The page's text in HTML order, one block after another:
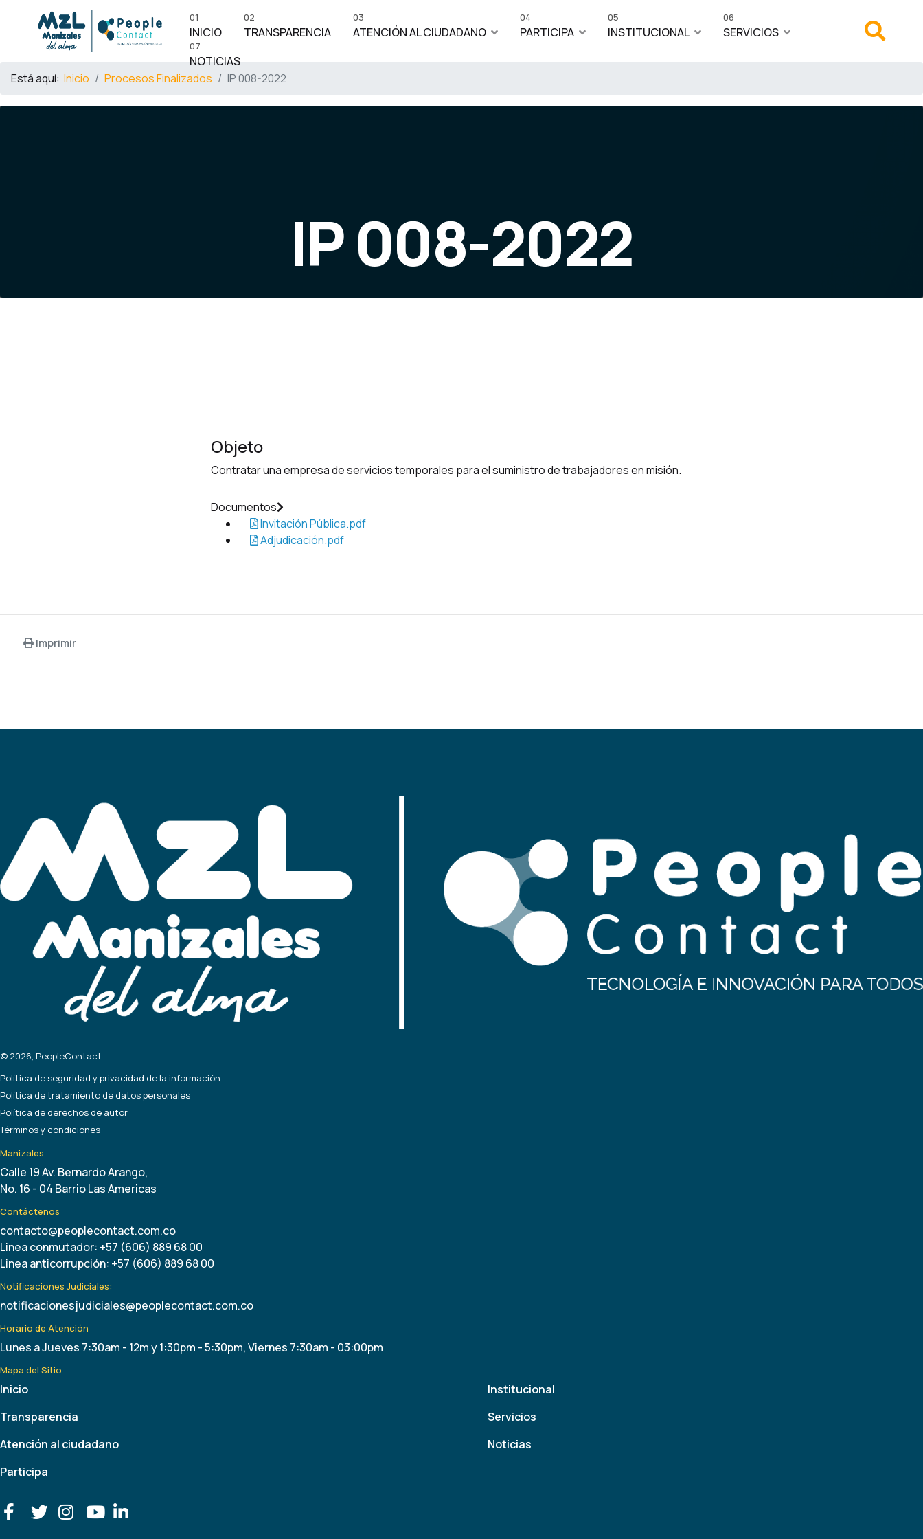
INICIO
01
TRANSPARENCIA
02
ATENCIÓN AL CIUDADANO
03
PARTICIPA
04
INSTITUCIONAL
05
SERVICIOS
06
NOTICIAS
07
Está aquí: Inicio Procesos Finalizados IP 008-2022
IP 008-2022
Objeto
Contratar una empresa de servicios temporales para el suministro de trabajadores en misión.
Documentos
Invitación Pública.pdf
Adjudicación.pdf
Imprimir
© 2026, PeopleContact
Política de seguridad y privacidad de la información
Política de tratamiento de datos personales
Política de derechos de autor
Términos y condiciones
Manizales
Calle 19 Av. Bernardo Arango,
No. 16 - 04 Barrio Las Americas
Contáctenos
contacto@peoplecontact.com.co
Linea conmutador: +57 (606) 889 68 00
Linea anticorrupción: +57 (606) 889 68 00
Notificaciones Judiciales:
notificacionesjudiciales@peoplecontact.com.co
Horario de Atención
Lunes a Jueves 7:30am - 12m y 1:30pm - 5:30pm, Viernes 7:30am - 03:00pm
Mapa del Sitio
Inicio
Transparencia
Atención al ciudadano
Participa
Institucional
Servicios
Noticias